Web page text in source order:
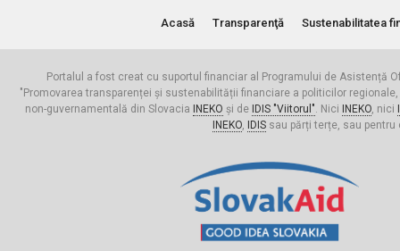
Acasă Transparenţă Sustenabilitatea
Portalul a fost creat cu suportul financiar al Programului de Asistență
"Promovarea transparenței și sustenabilității financiare a politicilor
non-guvernamentală din Slovacia
INEKO și de IDIS "Viitorul". Nici INEKO, nici
INEKO, IDISsau părți terțe, sau pentru